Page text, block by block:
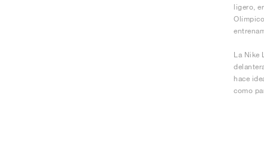
ligero,
La Nike
hace
como